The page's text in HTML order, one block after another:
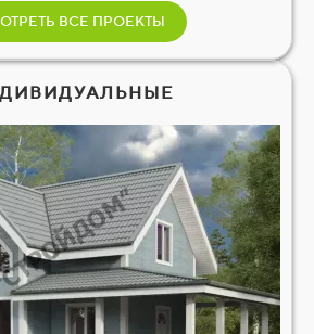
ВСЕ ПРОЕКТЫ